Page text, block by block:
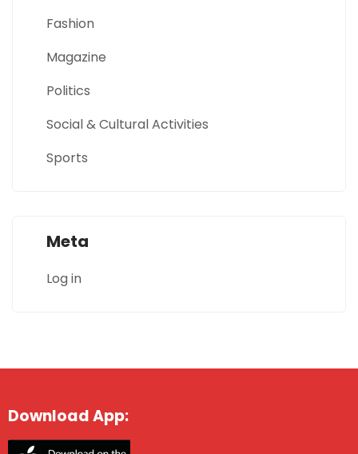
Fashion
Magazine
Politics
Social & Cultural Activities
Sports
Meta
Log in
Download App: